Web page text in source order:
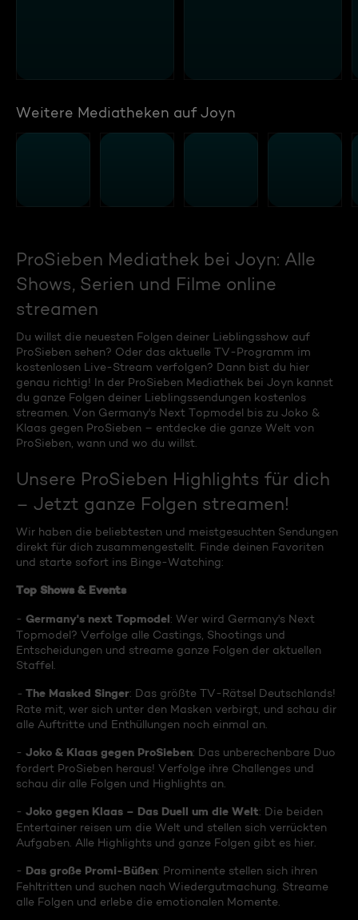
Weitere Mediatheken auf Joyn
ProSieben Mediathek bei Joyn: Alle
Shows, Serien und Filme online
streamen
Du willst die neuesten Folgen deiner Lieblingsshow auf
ProSieben sehen? Oder das aktuelle TV-Programm im
kostenlosen Live-Stream verfolgen? Dann bist du hier
genau richtig! In der ProSieben Mediathek bei Joyn kannst
du ganze Folgen deiner Lieblingssendungen kostenlos
streamen. Von Germany's Next Topmodel bis zu Joko &
Klaas gegen ProSieben – entdecke die ganze Welt von
ProSieben, wann und wo du willst.
Unsere ProSieben Highlights für dich
– Jetzt ganze Folgen streamen!
Wir haben die beliebtesten und meistgesuchten Sendungen
direkt für dich zusammengestellt. Finde deinen Favoriten
und starte sofort ins Binge-Watching:
Top Shows & Events
- Germany's next Topmodel: Wer wird Germany's Next
Topmodel? Verfolge alle Castings, Shootings und
Entscheidungen und streame ganze Folgen der aktuellen
Staffel.
- The Masked Singer: Das größte TV-Rätsel Deutschlands!
Rate mit, wer sich unter den Masken verbirgt, und schau dir
alle Auftritte und Enthüllungen noch einmal an.
- Joko & Klaas gegen ProSieben: Das unberechenbare Duo
fordert ProSieben heraus! Verfolge ihre Challenges und
schau dir alle Folgen und Highlights an.
- Joko gegen Klaas – Das Duell um die Welt: Die beiden
Entertainer reisen um die Welt und stellen sich verrückten
Aufgaben. Alle Highlights und ganze Folgen gibt es hier.
- Das große Promi-Büßen: Prominente stellen sich ihren
Fehltritten und suchen nach Wiedergutmachung. Streame
alle Folgen und erlebe die emotionalen Momente.